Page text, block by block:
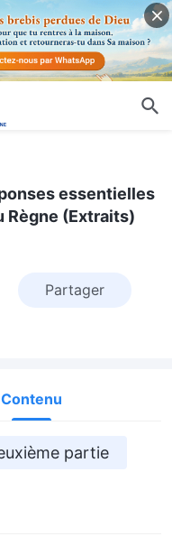
essentielles
Règne (Extraits)
Partager
Contenu
partie